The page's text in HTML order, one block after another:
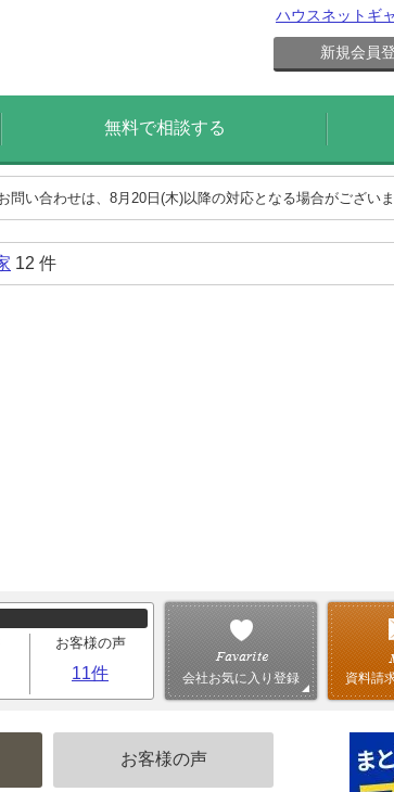
ハウスネットギ
新規会員
無料で相談する
問い合わせは、8月20日(木)以降の対応となる場合がございま
12 件
お客様の声
11件 会社お気に入り登録 資料請
お客様の声